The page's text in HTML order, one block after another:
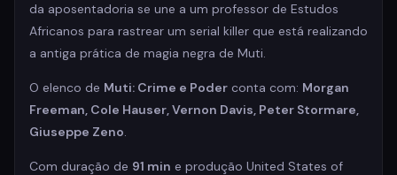
da aposentadoria se une a um professor de Estudos
Africanos para rastrear um serial killer que está realizando
a antiga prática de magia negra de Muti.
O elenco de Muti: Crime e Poder conta com: Morgan
Freeman, Cole Hauser, Vernon Davis, Peter Stormare,
Giuseppe Zeno.
Com duração de 91 min e produção United States of